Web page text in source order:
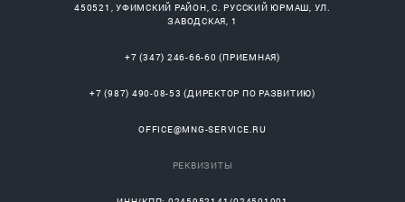
450521 ,УФИМСКИЙ РАЙОН, С.РУССКИЙ ЮРМАШ, УЛ.
ЗАВОДСКАЯ, 1
+7 (347) 246-66-60 (ПРИЕМНАЯ)
+7 (987) 490-08-53 (ДИРЕКТОР ПО РАЗВИТИЮ)
OFFICE@MNG-SERVICE.RU
РЕКВИЗИТЫ